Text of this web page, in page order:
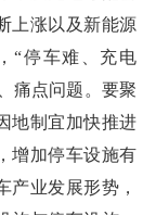
上涨以及新能源
“停车难、充电
痛点问题。要聚
地制宜加快推进
增加停车设施有
产业发展形势，